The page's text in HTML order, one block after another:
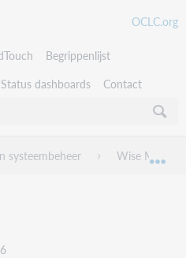
OCLC.org
Begrippenlijst
Status dashboards Contact
globale hiërarchie
systeembeheer Wise Manager